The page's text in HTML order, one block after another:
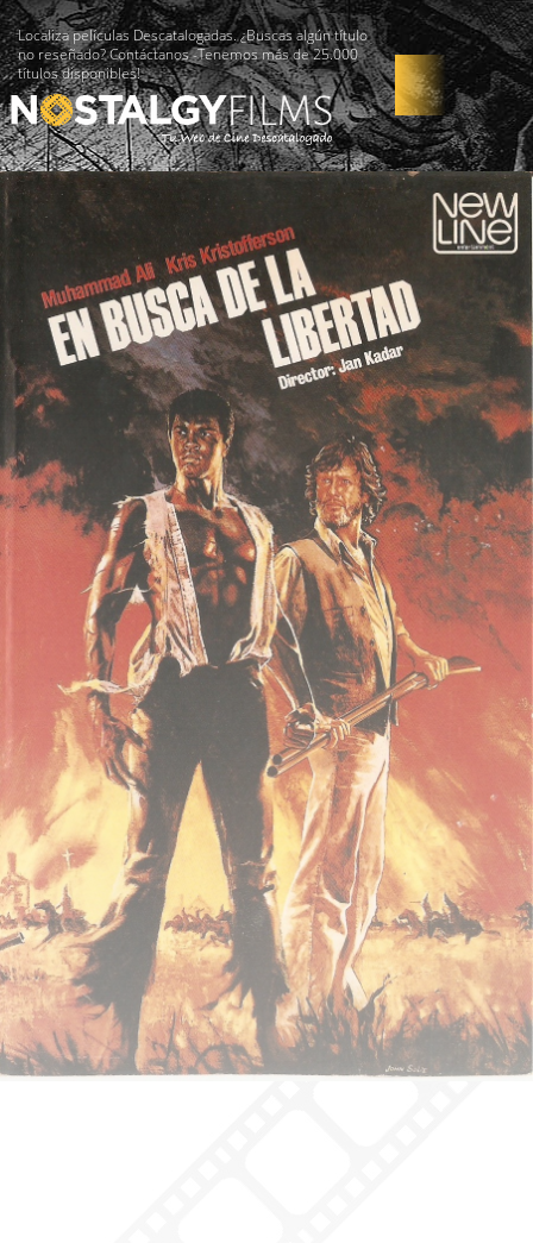
Localiza películas Descatalogadas. ¿Buscas algún título
no reseñado? Contáctanos -Tenemos más de 25.000
títulos disponibles!